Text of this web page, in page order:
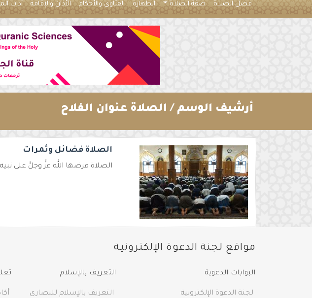
فضل الصلاة صفة الصلاة الطهارة الفتاوى والأحكام الأذان والإقامة آداب
أرشيف الوسم / الصلاة عنوان الفلاح
الصلاة فضائل وثمرات
الصلاة فرضها الله عزَّ وجلَّ على
مواقع لجنة الدعوة الإلكترونية
البوابات الدعوية
لجنة الدعوة الإلكترونية
التعريف بالإسلام
التعريف بالإسلام للنصارى